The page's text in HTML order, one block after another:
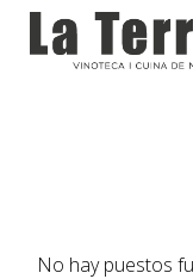
Saltar
contenido
No hay puestos